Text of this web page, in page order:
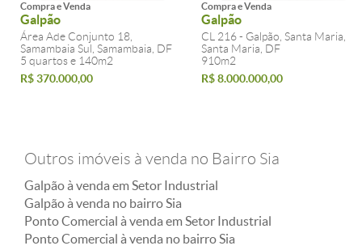
Compra e Venda
Galpão
Área Ade Conjunto 18,
Samambaia Sul, Samambaia, DF
5 quartos e 140m2
R$ 370.000,00
Compra e Venda
Galpão
CL 216 - Galpão, Santa Maria,
Santa Maria, DF
910m2
R$ 8.000.000,00
Outros imóveis à venda no Bairro Sia
Galpão à venda em Setor Industrial
Galpão à venda no bairro Sia
Ponto Comercial à venda em Setor Industrial
Ponto Comercial à venda no bairro Sia